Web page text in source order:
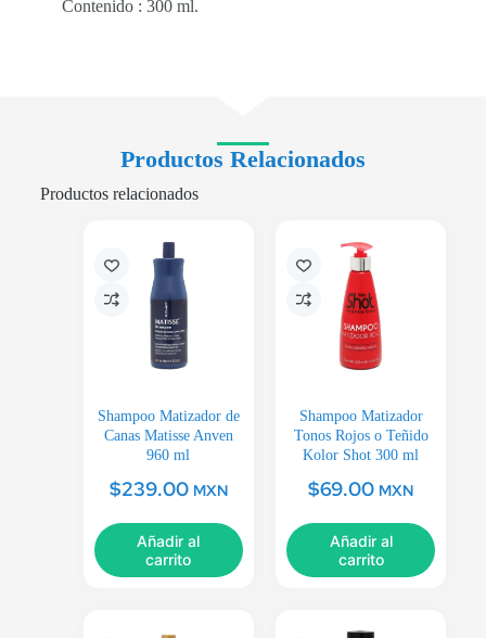
Contenido : 300 ml.
Productos Relacionados
Productos relacionados
Shampoo Matizador de
Canas Matisse Anven
960 ml
$239.00 MXN
Añadir al
carrito
Shampoo Matizador
Tonos Rojos o Teñido
Kolor Shot 300 ml
$69.00 MXN
Añadir al
carrito